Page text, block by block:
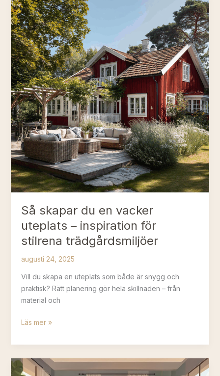
inred
smart
för
aktiva
barn
Så skapar du en vacker
uteplats – inspiration för
stilrena trädgårdsmiljöer
augusti 24, 2025
Vill du skapa en uteplats som både är snygg och
praktisk? Rätt planering gör hela skillnaden – från
material och
Så
du
en
vacker
Läs mer »